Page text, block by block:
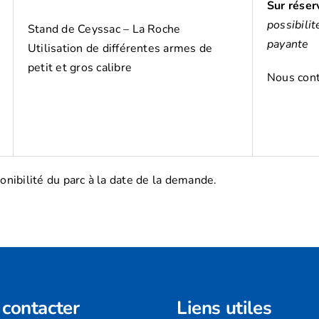
Stand de Ceyssac – La Roche
Utilisation de différentes armes de
petit et gros calibre
Sur
payante
Nous
du parc à la date de la demande.
Liens utiles